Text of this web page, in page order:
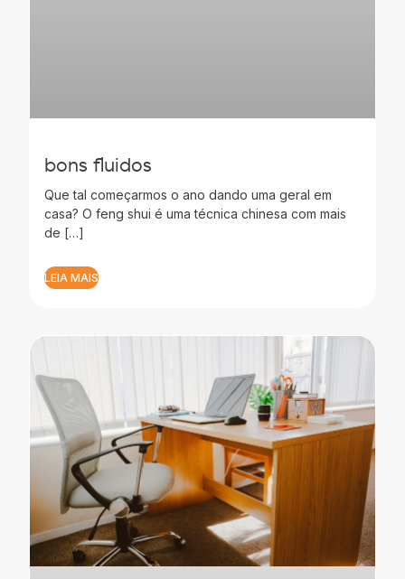
bons fluidos
Que tal começarmos o ano dando uma geral em
casa? O feng shui é uma técnica chinesa com mais
de […]
LEIA MAIS